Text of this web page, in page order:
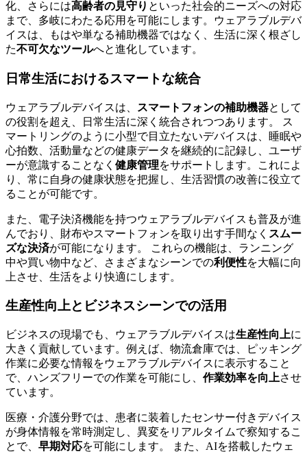
化、さらには高齢者の見守り といった社会的ニーズへの対応
まで、多岐にわたる応用を可能にします。ウェアラブルデバ
イスは、もはや単なる補助機器ではなく、生活に深く根ざし
た不可欠なツールへと進化しています。
日常生活におけるスマートな統合
ウェアラブルデバイスは、 スマートフォンの補助機器として
の役割を超え、日常生活に深く統合されつつあります。 ス
マートリングのように小型で目立たないデバイスは、睡眠や
心拍数、活動量などの健康データを継続的に記録し、ユーザ
ーが意識することなく 健康管理をサポートします。これによ
り、常に自身の健康状態を把握し、生活習慣の改善に役立て
ることが可能です。
また、電子決済機能を持つウェアラブルデバイスも普及が進
んでおり、財布やスマートフォンを取り出す手間なく スムー
ズな決済が可能になります。 これらの機能は、ランニング
中や買い物中など、さまざまなシーンでの利便性を大幅に向
上させ、生活をより快適にします。
生産性向上とビジネスシーンでの活用
ビジネスの現場でも、ウェアラブルデバイスは生産性向上に
大きく貢献しています。例えば、物流倉庫では、ピッキング
作業に必要な情報をウェアラブルデバイスに表示すること
で、ハンズフリーでの作業を可能にし、 作業効率を向上させ
ています。
医療・介護分野では、患者に装着したセンサー付きデバイス
が身体情報を常時測定し、異変をリアルタイムで察知するこ
とで、 早期対応を可能にします。 また、AIを搭載したウェ